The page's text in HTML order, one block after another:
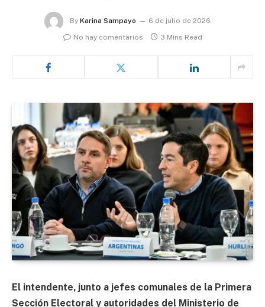
By Karina Sampayo
6 de julio de 2026
No hay comentarios
3 Mins Read
El intendente, junto a jefes comunales de la Primera
Sección Electoral y autoridades del Ministerio de